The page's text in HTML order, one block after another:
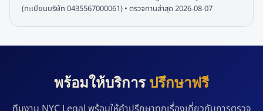
(ทะเบียนบริษัท 0435567000061) • ตรวจทานล่าสุด 2026-08-07
พร้อมให้บริการปรึกษาฟรี